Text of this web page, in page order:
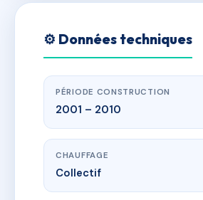
⚙️ Données techniques
PÉRIODE CONSTRUCTION
2001 – 2010
CHAUFFAGE
Collectif